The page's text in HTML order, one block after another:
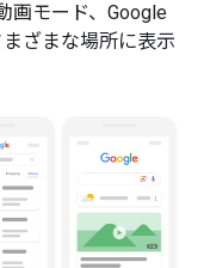
画モード、Google
ざまな場所に表示